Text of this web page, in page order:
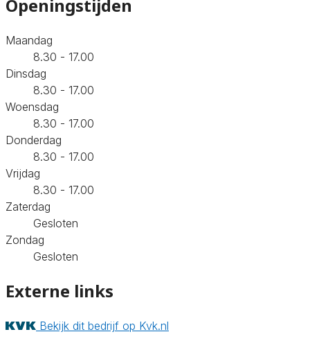
Openingstijden
Maandag
8.30 - 17.00
Dinsdag
8.30 - 17.00
Woensdag
8.30 - 17.00
Donderdag
8.30 - 17.00
Vrijdag
8.30 - 17.00
Zaterdag
Gesloten
Zondag
Gesloten
Externe links
Bekijk dit bedrijf op Kvk.nl